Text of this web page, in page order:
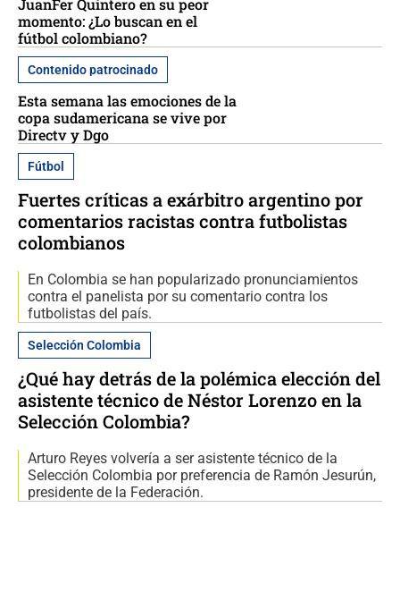
JuanFer Quintero en su peor
momento: ¿Lo buscan en el
fútbol colombiano?
Contenido patrocinado
Esta semana las emociones de la
copa sudamericana se vive por
Directv y Dgo
Fútbol
Fuertes críticas a exárbitro argentino por
comentarios racistas contra futbolistas
colombianos
En Colombia se han popularizado pronunciamientos
contra el panelista por su comentario contra los
futbolistas del país.
Selección Colombia
¿Qué hay detrás de la polémica elección del
asistente técnico de Néstor Lorenzo en la
Selección Colombia?
Arturo Reyes volvería a ser asistente técnico de la
Selección Colombia por preferencia de Ramón Jesurún,
presidente de la Federación.